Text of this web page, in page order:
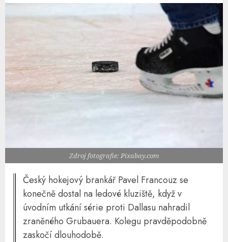
Zdroj fotografie: Pixabay.com
Český hokejový brankář Pavel Francouz se
konečně dostal na ledové kluziště, když v
úvodním utkání série proti Dallasu nahradil
zraněného Grubauera. Kolegu pravděpodobně
zaskočí dlouhodobě.